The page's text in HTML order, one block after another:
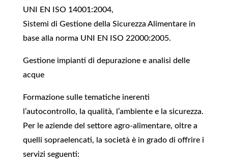
UNI EN ISO 14001:2004,
Sistemi di Gestione della Sicurezza Alimentare in
base alla norma UNI EN ISO 22000:2005.
Gestione impianti di depurazione e analisi delle
acque
Formazione sulle tematiche inerenti
l’autocontrollo, la qualità, l’ambiente e la sicurezza.
Per le aziende del settore agro-alimentare, oltre a
quelli sopraelencati, la società è in grado di offrire i
servizi seguenti: